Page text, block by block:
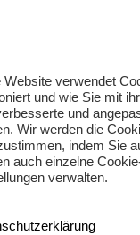
Website verwendet
und wie Sie mit
und
Wir werden die
indem Sie
auch einzelne
verwalten.